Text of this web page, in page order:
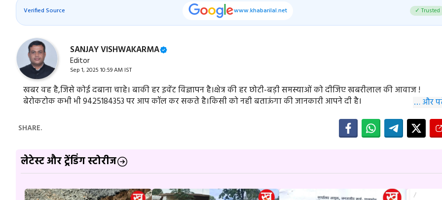
Verified Source www.khabarilal.net ✓ Trusted
SANJAY VISHWAKARMA
Editor
Sep 1, 2025 10:59 AM IST
खबर वह है,जिसे कोई दबाना चाहे। बाकी हर इवेंट विज्ञापन है।क्षेत्र की हर छोटी-बड़ी समस्याओं को दीजिए खबरीलाल की आवाज !
बेरोकटोक कभी भी 9425184353 पर आप कॉल कर सकते है।किसी को नही बताऊंगा की जानकारी आपने दी है।
… और
SHARE.
लेटेस्ट और ट्रेंडिंग स्टोरीज